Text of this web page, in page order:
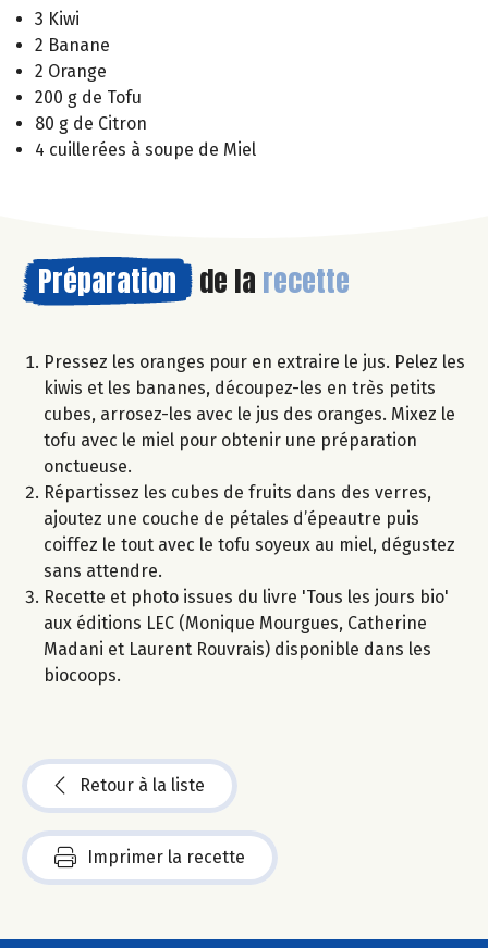
3 Kiwi
2 Banane
2 Orange
200 g de Tofu
80 g de Citron
4 cuillerées à soupe de Miel
Préparation de la recette
Pressez les oranges pour en extraire le jus. Pelez les
kiwis et les bananes, découpez-les en très petits
cubes, arrosez-les avec le jus des oranges. Mixez le
tofu avec le miel pour obtenir une préparation
onctueuse.
Répartissez les cubes de fruits dans des verres,
ajoutez une couche de pétales d’épeautre puis
coiffez le tout avec le tofu soyeux au miel, dégustez
sans attendre.
Recette et photo issues du livre 'Tous les jours bio'
aux éditions LEC (Monique Mourgues, Catherine
Madani et Laurent Rouvrais) disponible dans les
biocoops.
Retour à la liste
Imprimer la recette